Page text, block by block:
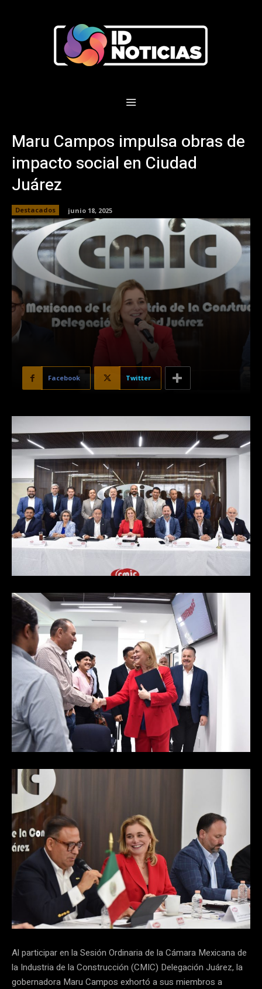
Maru Campos impulsa obras de
impacto social en Ciudad
Juárez
Destacados junio 18, 2025
Facebook Twitter
Al participar en la Sesión Ordinaria de la Cámara Mexicana de
la Industria de la Construcción (CMIC) Delegación Juárez, la
gobernadora Maru Campos exhortó a sus miembros a